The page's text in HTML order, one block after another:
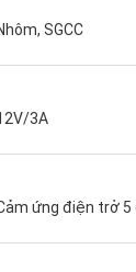
ITD đã
SGCC
3A
ứng điện trở 5